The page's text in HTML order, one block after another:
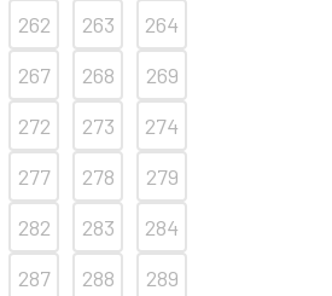
262 263
264
267 268
269
272 273
274
277 278
279
282 283
284
287 288
289